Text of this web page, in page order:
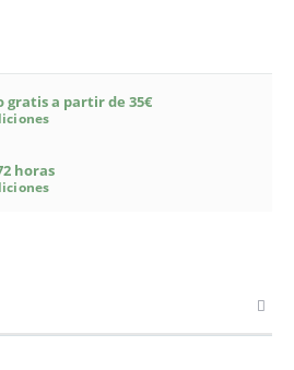
gratis a partir de 35€
horas